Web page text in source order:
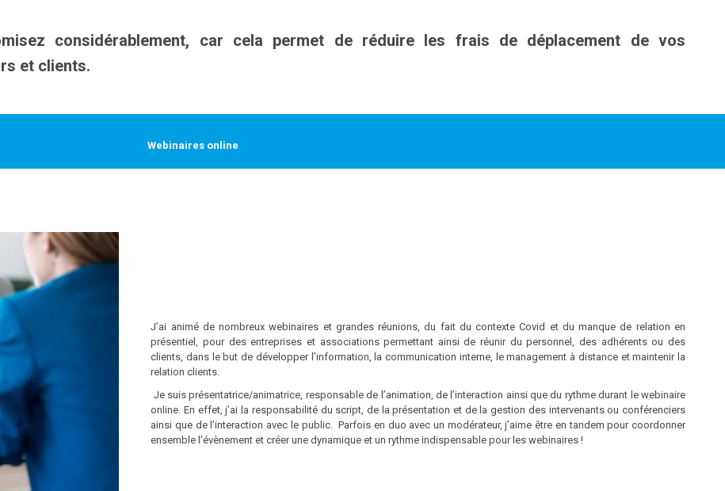
considérablement, car cela permet de réduire les frais de déplacement de vos
et clients.
Webinaires online
J’ai animé de nombreux webinaires et grandes réunions, du fait du contexte Covid et du manque de relation en
présentiel, pour des entreprises et associations permettant ainsi de réunir du personnel, des adhérents ou des
clients, dans le but de développer l’information, la communication interne, le management à distance et maintenir la
relation clients.
Je suis présentatrice/animatrice, responsable de l’animation, de l’interaction ainsi que du rythme durant le webinaire
online. En effet, j’ai la responsabilité du script, de la présentation et de la gestion des intervenants ou conférenciers
ainsi que de l’interaction avec le public. Parfois en duo avec un modérateur, j’aime être en tandem pour coordonner
ensemble l’évènement et créer une dynamique et un rythme indispensable pour les webinaires !